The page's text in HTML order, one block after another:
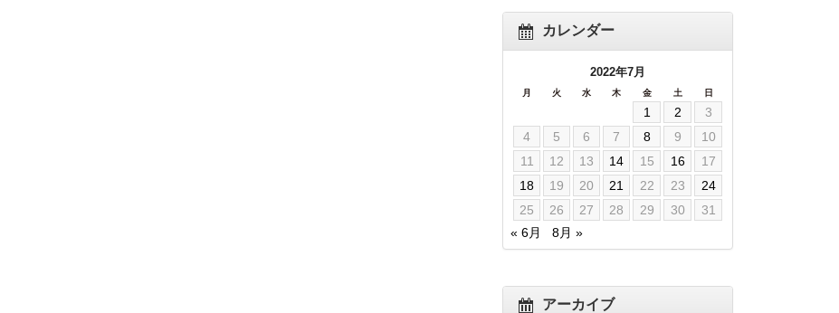
カレンダー
2022年7月
月 火 水 木 金 土 日
1 2
3
4
5 6 7 8 9
10
11
12 13 14 15 16
17
18
19 20 21 22 23
24
25
26 27 28 29 30
31
« 6月
8月 »
アーカイブ